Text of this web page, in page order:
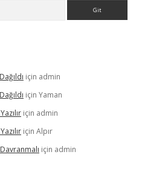
için admin
için Yaman
için admin
için Alpır
için admin